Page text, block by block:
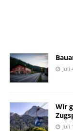
Juli
Wir
Juli